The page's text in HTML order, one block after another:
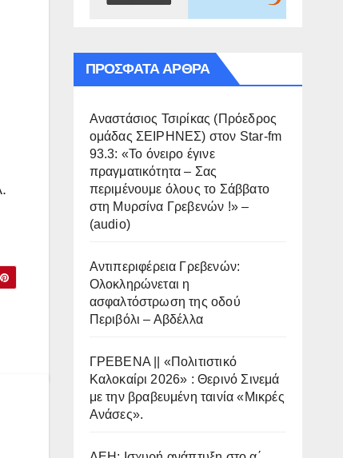
ΠΡΌΣΦΑΤΑ ΆΡΘΡΑ
Αναστάσιος Τσιρίκας (Πρόεδρος
ομάδας ΣΕΙΡΗΝΕΣ) στον Star-fm
93.3: «Το όνειρο έγινε
πραγματικότητα – Σας
περιμένουμε όλους το Σάββατο
στη Μυρσίνα Γρεβενών !» –
(audio)
Αντιπεριφέρεια Γρεβενών:
Ολοκληρώνεται η
ασφαλτόστρωση της οδού
Περιβόλι – Αβδέλλα
ΓΡΕΒΕΝΑ || «Πολιτιστικό
Καλοκαίρι 2026» : Θερινό Σινεμά
με την βραβευμένη ταινία «Μικρές
Ανάσες».